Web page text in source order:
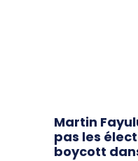
Martin
pas les
boycott